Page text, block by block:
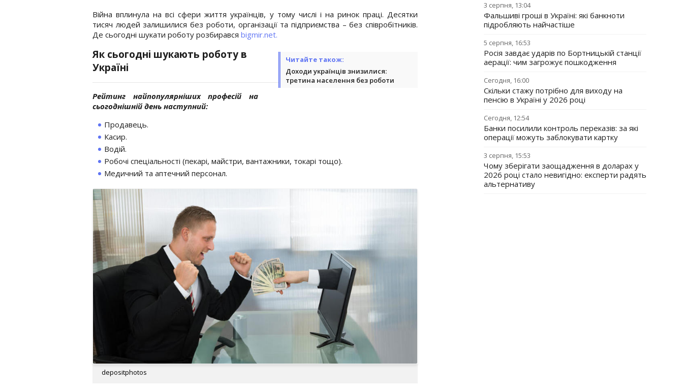
Війна вплинула на всі сфери життя українців, у тому числі і на ринок праці. Десятки
тисяч людей залишилися без роботи, організації та підприємства – без співробітників.
Де сьогодні шукати роботу розбирався bigmir.net.
Читайте також:
Доходи українців знизилися:
третина населення без роботи
Як сьогодні шукають роботу в
Україні
Рейтинг найпопулярніших професій на
сьогоднішній день наступний:
Продавець.
Касир.
Водій.
Робочі спеціальності (пекарі, майстри, вантажники, токарі тощо).
Медичний та аптечний персонал.
depositphotos
3 серпня, 13:04
Фальшиві гроші в Україні: які банкноти
підробляють найчастіше
5 серпня, 16:53
Росія завдає ударів по Бортницькій станції
аерації: чим загрожує пошкодження
Сегодня, 16:00
Скільки стажу потрібно для виходу на
пенсію в Україні у 2026 році
Сегодня, 12:54
Банки посилили контроль переказів: за які
операції можуть заблокувати картку
3 серпня, 15:53
Чому зберігати заощадження в доларах у
2026 році стало невигідно: експерти радять
альтернативу